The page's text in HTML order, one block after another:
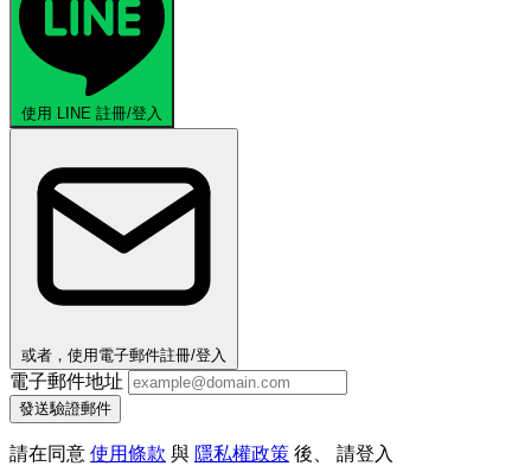
使用 LINE 註冊/登入
或者，使用電子郵件註冊/登入
電子郵件地址
發送驗證郵件
請在同意 使用條款 與 隱私權政策 後、 請登入